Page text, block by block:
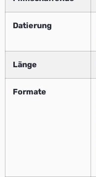
Datierung
Länge
Formate